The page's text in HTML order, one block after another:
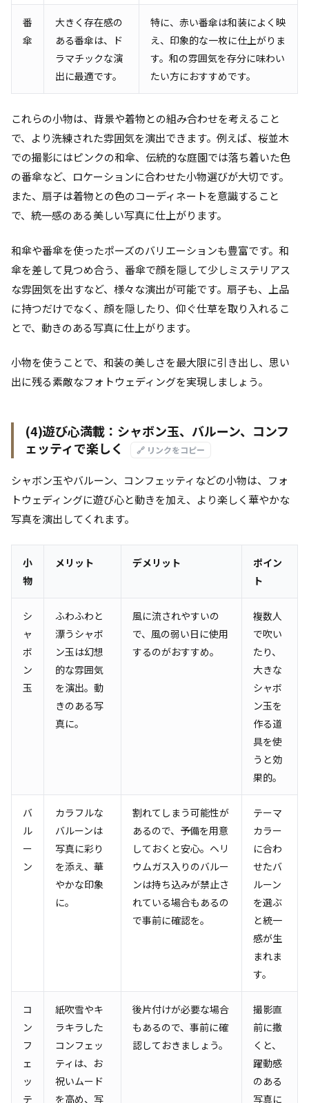
番
傘
大きく存在感の
ある番傘は、ド
ラマチックな演
出に最適です。
特に、赤い番傘は和装によく映
え、印象的な一枚に仕上がりま
す。和の雰囲気を存分に味わい
たい方におすすめです。
これらの小物は、背景や着物との組み合わせを考えること
で、より洗練された雰囲気を演出できます。例えば、桜並木
での撮影にはピンクの和傘、伝統的な庭園では落ち着いた色
の番傘など、ロケーションに合わせた小物選びが大切です。
また、扇子は着物との色のコーディネートを意識すること
で、統一感のある美しい写真に仕上がります。
和傘や番傘を使ったポーズのバリエーションも豊富です。和
傘を差して見つめ合う、番傘で顔を隠して少しミステリアス
な雰囲気を出すなど、様々な演出が可能です。扇子も、上品
に持つだけでなく、顔を隠したり、仰ぐ仕草を取り入れるこ
とで、動きのある写真に仕上がります。
小物を使うことで、和装の美しさを最大限に引き出し、思い
出に残る素敵なフォトウェディングを実現しましょう。
(4)遊び心満載：シャボン玉、バルーン、コンフ
ェッティで楽しく
🔗 リンクをコピー
シャボン玉やバルーン、コンフェッティなどの小物は、フォ
トウェディングに遊び心と動きを加え、より楽しく華やかな
写真を演出してくれます。
小
物
メリット デメリット
ポイン
ト
シ
ャ
ボ
ン
玉
ふわふわと
漂うシャボ
ン玉は幻想
的な雰囲気
を演出。動
きのある写
真に。
風に流されやすいの
で、風の弱い日に使用
するのがおすすめ。
複数人
で吹い
たり、
大きな
シャボ
ン玉を
作る道
具を使
うと効
果的。
バ
ル
ー
ン
カラフルな
バルーンは
写真に彩り
を添え、華
やかな印象
に。
割れてしまう可能性が
あるので、予備を用意
しておくと安心。ヘリ
ウムガス入りのバルー
ンは持ち込みが禁止さ
れている場合もあるの
で事前に確認を。
テーマ
カラー
に合わ
せたバ
ルーン
を選ぶ
と統一
感が生
まれま
す。
コ
ン
フ
ェ
ッ
テ
紙吹雪やキ
ラキラした
コンフェッ
ティは、お
祝いムード
を高め、写
後片付けが必要な場合
もあるので、事前に確
認しておきましょう。
撮影直
前に撒
くと、
躍動感
のある
写真に